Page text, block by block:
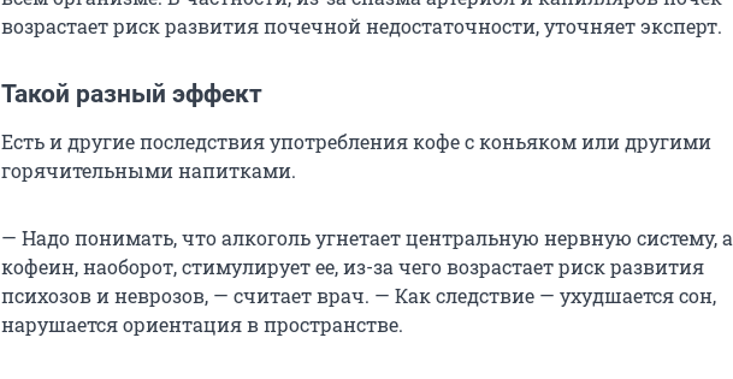
возрастает риск развития почечной недостаточности, уточняет эксперт.
Такой разный эффект
Есть и другие последствия употребления кофе с коньяком или другими
горячительными напитками.
— Надо понимать, что алкоголь угнетает центральную нервную систему, а
кофеин, наоборот, стимулирует ее, из-за чего возрастает риск развития
психозов и неврозов, — считает врач. — Как следствие — ухудшается сон,
нарушается ориентация в пространстве.